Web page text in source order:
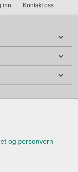
inn Kontakt oss
og personvern